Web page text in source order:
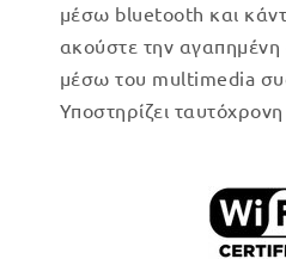
μέσω bluetooth και
ακούστε την
μέσω του multimedia
Υποστηρίζει